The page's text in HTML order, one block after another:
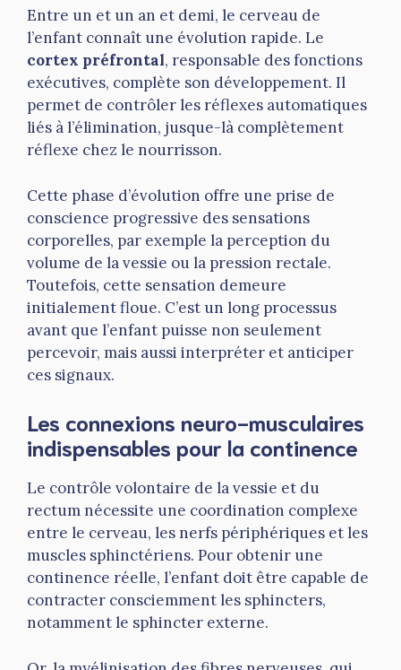
Entre un et un an et demi, le cerveau de
l’enfant connaît une évolution rapide. Le
cortex préfrontal, responsable des fonctions
exécutives, complète son développement. Il
permet de contrôler les réflexes automatiques
liés à l’élimination, jusque-là complètement
réflexe chez le nourrisson.
Cette phase d’évolution offre une prise de
conscience progressive des sensations
corporelles, par exemple la perception du
volume de la vessie ou la pression rectale.
Toutefois, cette sensation demeure
initialement floue. C’est un long processus
avant que l’enfant puisse non seulement
percevoir, mais aussi interpréter et anticiper
ces signaux.
Les connexions neuro-musculaires
indispensables pour la continence
Le contrôle volontaire de la vessie et du
rectum nécessite une coordination complexe
entre le cerveau, les nerfs périphériques et les
muscles sphinctériens. Pour obtenir une
continence réelle, l’enfant doit être capable de
contracter consciemment les sphincters,
notamment le sphincter externe.